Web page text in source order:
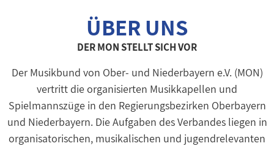
ÜBER UNS
DER MON STELLT SICH VOR
Der Musikbund von Ober- und Niederbayern e.V. (MON)
vertritt die organisierten Musikkapellen und
Spielmannszüge in den Regierungsbezirken Oberbayern
und Niederbayern. Die Aufgaben des Verbandes liegen in
organisatorischen, musikalischen und jugendrelevanten